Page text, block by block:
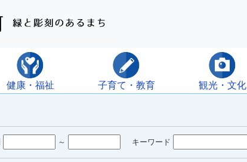
健康・福祉 子育て・教育 観光・文化
～ キーワード